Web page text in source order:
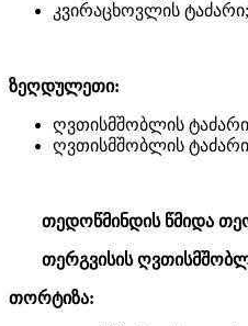
კვირაცხოვლის ტაძარი;
ზეღდულეთი:
ღვთისმშობლის
ღვთისმშობლის
თედოწმინდის წმიდა
თერგვისის
თორტიზა: